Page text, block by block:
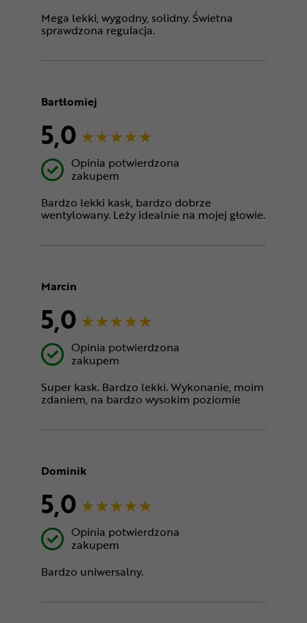
Mega lekki, wygodny, solidny. Świetna
sprawdzona regulacja.
Bartłomiej
5,0
Opinia potwierdzona
zakupem
Bardzo lekki kask, bardzo dobrze
wentylowany. Leży idealnie na mojej głowie.
Marcin
5,0
Opinia potwierdzona
zakupem
Super kask. Bardzo lekki. Wykonanie, moim
zdaniem, na bardzo wysokim poziomie
Dominik
5,0
Opinia potwierdzona
zakupem
Bardzo uniwersalny.